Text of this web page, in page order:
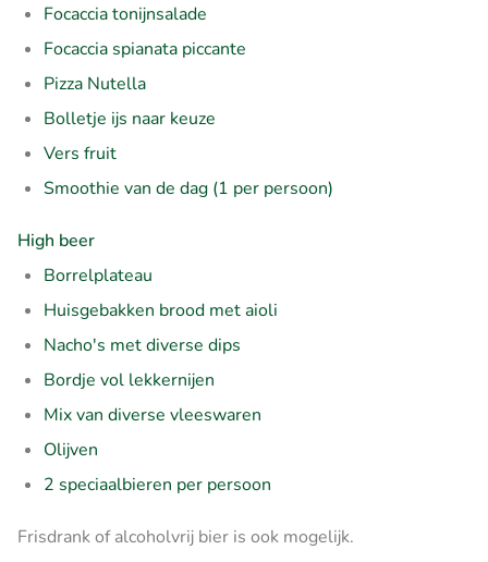
Focaccia tonijnsalade
Focaccia spianata piccante
Pizza Nutella
Bolletje ijs naar keuze
Vers fruit
Smoothie van de dag (1 per persoon)
High beer
Borrelplateau
Huisgebakken brood met aioli
Nacho's met diverse dips
Bordje vol lekkernijen
Mix van diverse vleeswaren
Olijven
2 speciaalbieren per persoon
Frisdrank of alcoholvrij bier is ook mogelijk.